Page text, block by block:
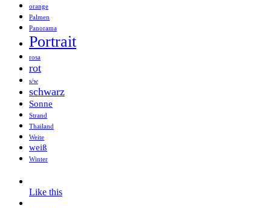
orange
Palmen
Panorama
Portrait
rosa
rot
s/w
schwarz
Sonne
Strand
Thailand
Weite
weiß
Winter
Like this